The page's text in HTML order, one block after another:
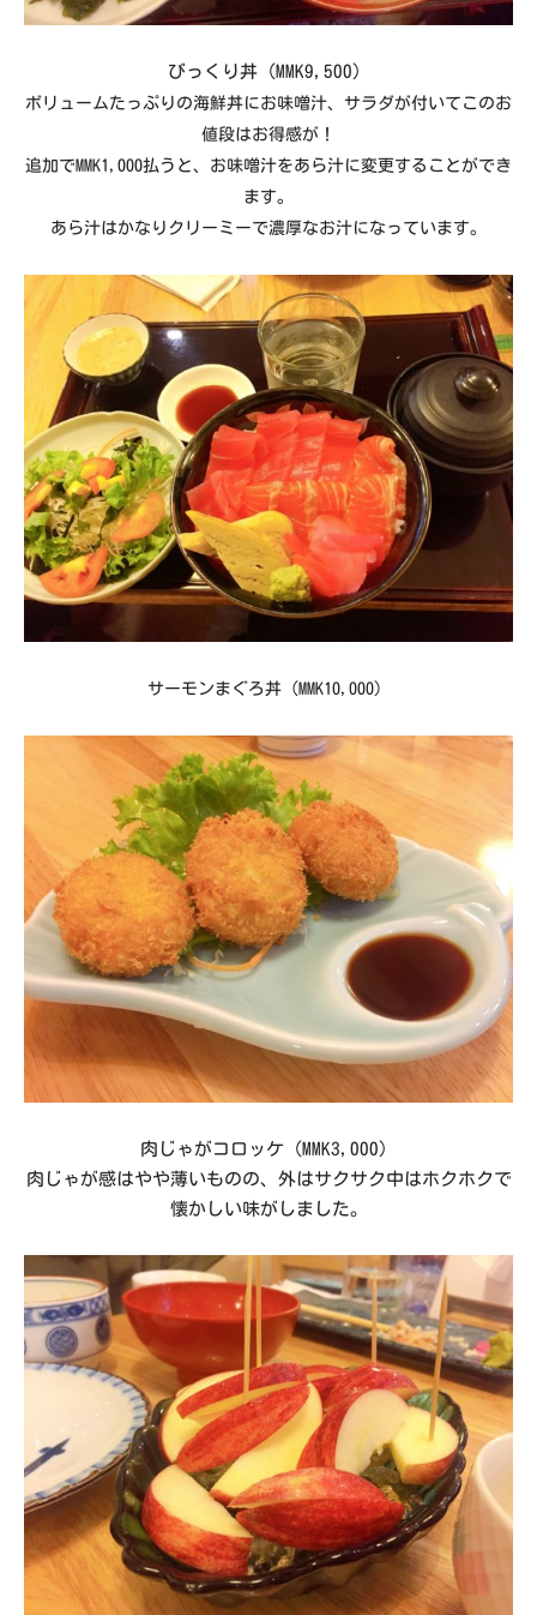
びっくり丼（MMK9,500）
ボリュームたっぷりの海鮮丼にお味噌汁、サラダが付いてこのお
値段はお得感が！
追加でMMK1,000払うと、お味噌汁をあら汁に変更することができ
ます。
あら汁はかなりクリーミーで濃厚なお汁になっています。
サーモンまぐろ丼（MMK10,000）
肉じゃがコロッケ（MMK3,000）
肉じゃが感はやや薄いものの、外はサクサク中はホクホクで
懐かしい味がしました。